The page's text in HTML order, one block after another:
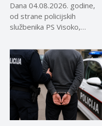
Dana 04.08.2026. godine,
od strane policijskih
službenika PS Visoko,